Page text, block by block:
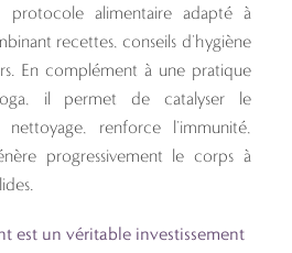
protocole alimentaire adapté à
recettes, conseils d’hygiène
En complément à une pratique
il permet de catalyser le
renforce l’immunité,
progressivement le corps à
est un véritable investissement